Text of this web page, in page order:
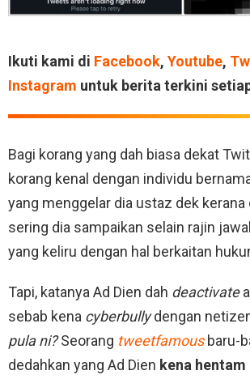
Ikuti kami di Facebook, Youtube,
Instagram untuk berita terkini
Bagi korang yang dah biasa dekat
korang kenal dengan individu
yang menggelar dia ustaz dek kerana
sering dia sampaikan selain rajin
yang keliru dengan hal berkaitan
Tapi, katanya Ad Dien dah deactivate
sebab kena cyberbullydengan
pula ni?Seorang tweetfamousbaru-
dedahkan yang Ad Dien kena